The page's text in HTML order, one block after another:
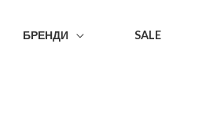
БРЕНДИ SALE